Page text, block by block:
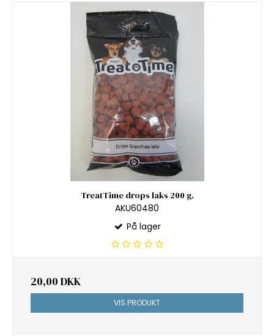
TreatTime drops laks 200 g.
AKU60480
På lager
20,00 DKK
VIS PRODUKT